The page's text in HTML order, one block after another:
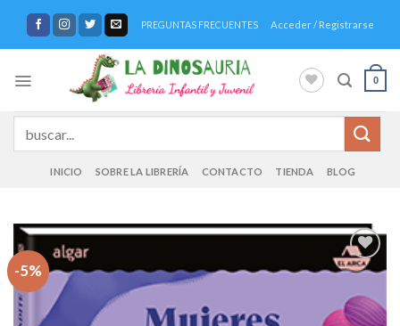
contenido
PREGUNTAS FRECUENTES Acceder / Registrarse
0
INICIO SOBRE LA LIBRERÍA CONTACTO TIENDA BLOG
-5%
Añadir
lista de
deseos